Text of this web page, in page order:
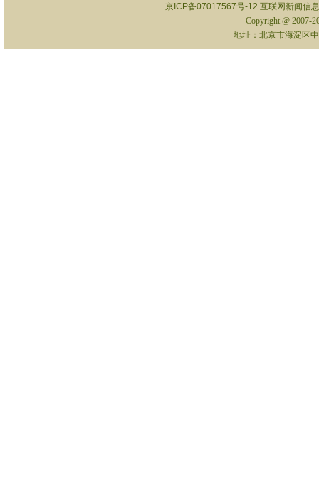
京ICP备07017567号-12 互联网新闻信
Copyright @ 2007-
地址：北京市海淀区